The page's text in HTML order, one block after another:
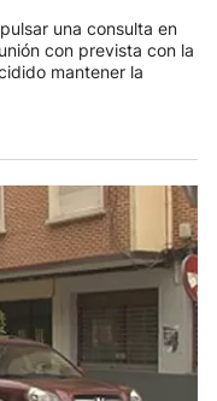
una consulta en
con prevista con la
mantener la